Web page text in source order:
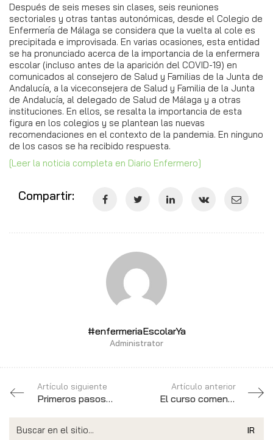
Después de seis meses sin clases, seis reuniones
sectoriales y otras tantas autonómicas, desde el Colegio de
Enfermería de Málaga se considera que la vuelta al cole es
precipitada e improvisada. En varias ocasiones, esta entidad
se ha pronunciado acerca de la importancia de la enfermera
escolar (incluso antes de la aparición del COVID-19) en
comunicados al consejero de Salud y Familias de la Junta de
Andalucía, a la viceconsejera de Salud y Familia de la Junta
de Andalucía, al delegado de Salud de Málaga y a otras
instituciones. En ellos, se resalta la importancia de esta
figura en los colegios y se plantean las nuevas
recomendaciones en el contexto de la pandemia. En ninguno
de los casos se ha recibido respuesta.
[Leer la noticia completa en Diario Enfermero]
Compartir:
#enfermeriaEscolarYa
Administrator
Artículo siguiente
Primeros pasos del grupo de trabajo Enfermería Escolar
Artículo anterior
El curso comenzará sin una asistencia sanitaria adecuada en los 600 centros escolares de la provincia
for: